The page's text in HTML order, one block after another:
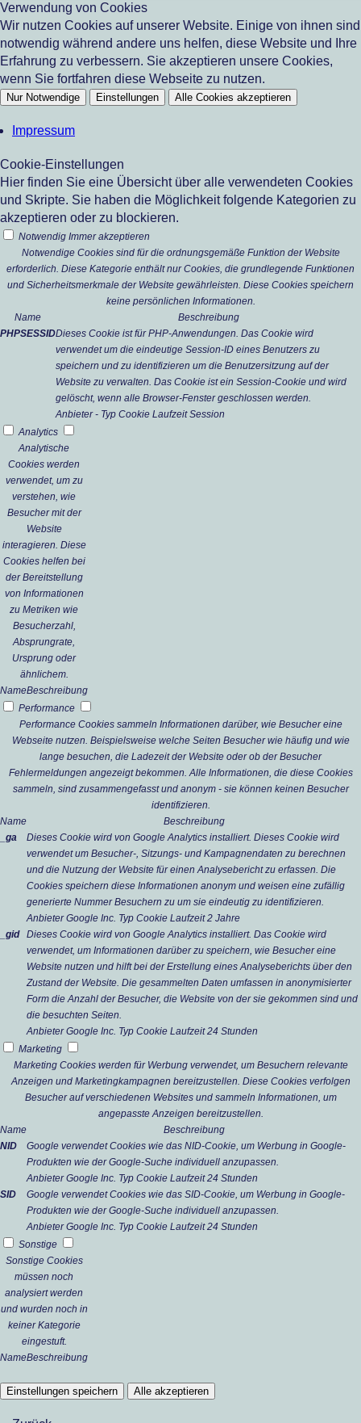
Verwendung von Cookies
Wir nutzen Cookies auf unserer Website. Einige von ihnen sind
notwendig während andere uns helfen, diese Website und Ihre
Erfahrung zu verbessern. Sie akzeptieren unsere Cookies,
wenn Sie fortfahren diese Webseite zu nutzen.
Nur Notwendige Einstellungen Alle Cookies akzeptieren
Impressum
Cookie-Einstellungen
Hier finden Sie eine Übersicht über alle verwendeten Cookies
und Skripte. Sie haben die Möglichkeit folgende Kategorien zu
akzeptieren oder zu blockieren.
Notwendig Immer akzeptieren
Notwendige Cookies sind für die ordnungsgemäße Funktion der Website
erforderlich. Diese Kategorie enthält nur Cookies, die grundlegende Funktionen
und Sicherheitsmerkmale der Website gewährleisten. Diese Cookies speichern
keine persönlichen Informationen.
Name
Beschreibung
PHPSESSIDDieses Cookie ist für PHP-Anwendungen. Das Cookie wird
verwendet um die eindeutige Session-ID eines Benutzers zu
speichern und zu identifizieren um die Benutzersitzung auf der
Website zu verwalten. Das Cookie ist ein Session-Cookie und wird
gelöscht, wenn alle Browser-Fenster geschlossen werden.
Anbieter - Typ Cookie Laufzeit Session
Analytics
Analytische
Cookies werden
verwendet, um zu
verstehen, wie
Besucher mit der
Website
interagieren. Diese
Cookies helfen bei
der Bereitstellung
von Informationen
zu Metriken wie
Besucherzahl,
Absprungrate,
Ursprung oder
ähnlichem.
NameBeschreibung
Performance
Performance Cookies sammeln Informationen darüber, wie Besucher eine
Webseite nutzen. Beispielsweise welche Seiten Besucher wie häufig und wie
lange besuchen, die Ladezeit der Website oder ob der Besucher
Fehlermeldungen angezeigt bekommen. Alle Informationen, die diese Cookies
sammeln, sind zusammengefasst und anonym - sie können keinen Besucher
identifizieren.
Name
Beschreibung
_ga
Dieses Cookie wird von Google Analytics installiert. Dieses Cookie wird
verwendet um Besucher-, Sitzungs- und Kampagnendaten zu berechnen
und die Nutzung der Website für einen Analysebericht zu erfassen. Die
Cookies speichern diese Informationen anonym und weisen eine zufällig
generierte Nummer Besuchern zu um sie eindeutig zu identifizieren.
Anbieter Google Inc. Typ Cookie Laufzeit 2 Jahre
_gid
Dieses Cookie wird von Google Analytics installiert. Das Cookie wird
verwendet, um Informationen darüber zu speichern, wie Besucher eine
Website nutzen und hilft bei der Erstellung eines Analyseberichts über den
Zustand der Website. Die gesammelten Daten umfassen in anonymisierter
Form die Anzahl der Besucher, die Website von der sie gekommen sind und
die besuchten Seiten.
Anbieter Google Inc. Typ Cookie Laufzeit 24 Stunden
Marketing
Marketing Cookies werden für Werbung verwendet, um Besuchern relevante
Anzeigen und Marketingkampagnen bereitzustellen. Diese Cookies verfolgen
Besucher auf verschiedenen Websites und sammeln Informationen, um
angepasste Anzeigen bereitzustellen.
Name
Beschreibung
NID
Google verwendet Cookies wie das NID-Cookie, um Werbung in Google-
Produkten wie der Google-Suche individuell anzupassen.
Anbieter Google Inc. Typ Cookie Laufzeit 24 Stunden
SID
Google verwendet Cookies wie das SID-Cookie, um Werbung in Google-
Produkten wie der Google-Suche individuell anzupassen.
Anbieter Google Inc. Typ Cookie Laufzeit 24 Stunden
Sonstige
Sonstige Cookies
müssen noch
analysiert werden
und wurden noch in
keiner Kategorie
eingestuft.
NameBeschreibung
Einstellungen speichern Alle akzeptieren